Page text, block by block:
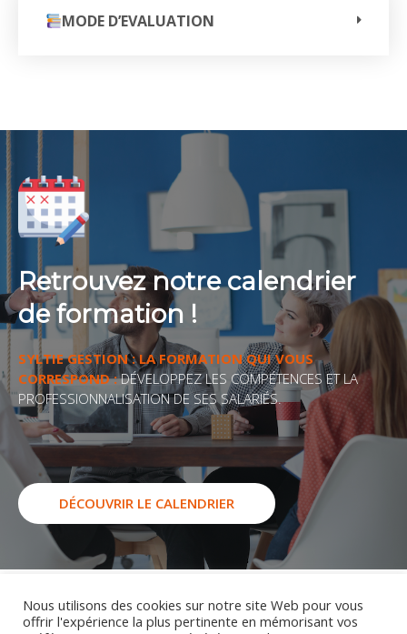
MODE D’EVALUATION
Retrouvez notre calendrier
de formation !
SYLTIE GESTION : LA FORMATION QUI VOUS
CORRESPOND :DÉVELOPPEZ LES COMPÉTENCES ET LA
PROFESSIONNALISATION DE SES SALARIÉS.
DÉCOUVRIR LE CALENDRIER
Contactez-nous pour plus d’infos sur la
formation Gestes et Postures
Nous utilisons des cookies sur notre site Web pour vous
offrir l'expérience la plus pertinente en mémorisant vos